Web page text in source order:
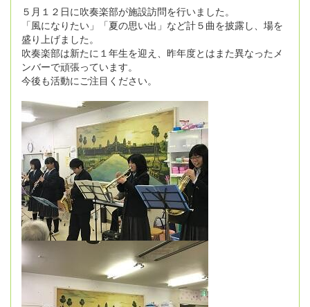
５月１２日に吹奏楽部が施設訪問を行いました。
「風になりたい」「夏の思い出」など計５曲を披露し、場を
盛り上げました。
吹奏楽部は新たに１年生を迎え、昨年度とはまた異なったメ
ンバーで頑張っています。
今後も活動にご注目ください。